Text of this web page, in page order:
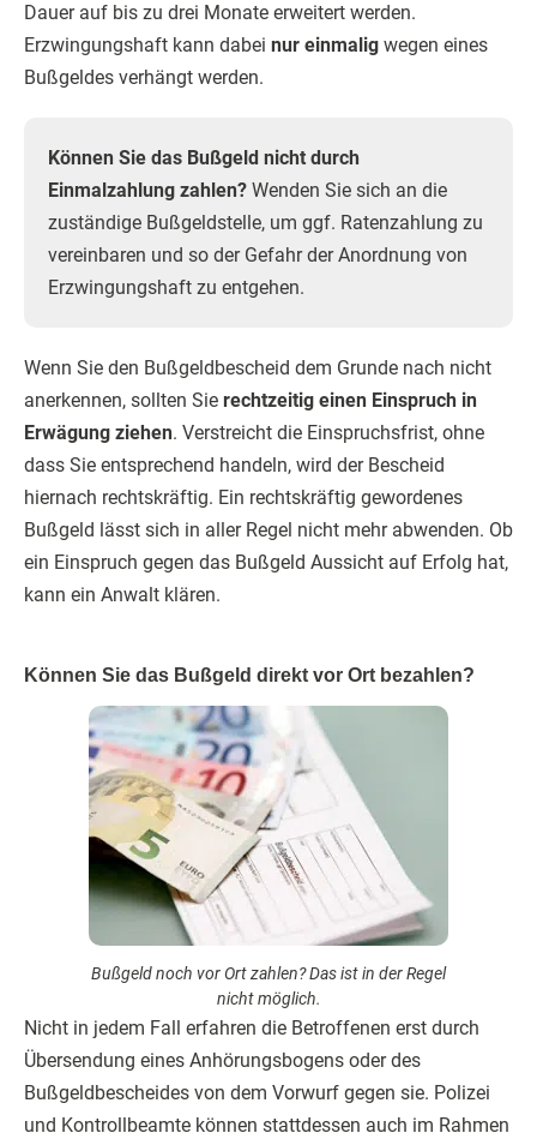
Dauer auf bis zu drei Monate erweitert werden.
Erzwingungshaft kann dabei nur einmalig wegen eines
Bußgeldes verhängt werden.
Können Sie das Bußgeld nicht durch
Einmalzahlung zahlen? Wenden Sie sich an die
zuständige Bußgeldstelle, um ggf. Ratenzahlung zu
vereinbaren und so der Gefahr der Anordnung von
Erzwingungshaft zu entgehen.
Wenn Sie den Bußgeldbescheid dem Grunde nach nicht
anerkennen, sollten Sie rechtzeitig einen Einspruch in
Erwägung ziehen. Verstreicht die Einspruchsfrist, ohne
dass Sie entsprechend handeln, wird der Bescheid
hiernach rechtskräftig. Ein rechtskräftig gewordenes
Bußgeld lässt sich in aller Regel nicht mehr abwenden. Ob
ein Einspruch gegen das Bußgeld Aussicht auf Erfolg hat,
kann ein Anwalt klären.
Können Sie das Bußgeld direkt vor Ort bezahlen?
Bußgeld noch vor Ort zahlen? Das ist in der Regel
nicht möglich.
Nicht in jedem Fall erfahren die Betroffenen erst durch
Übersendung eines Anhörungsbogens oder des
Bußgeldbescheides von dem Vorwurf gegen sie. Polizei
und Kontrollbeamte können stattdessen auch im Rahmen